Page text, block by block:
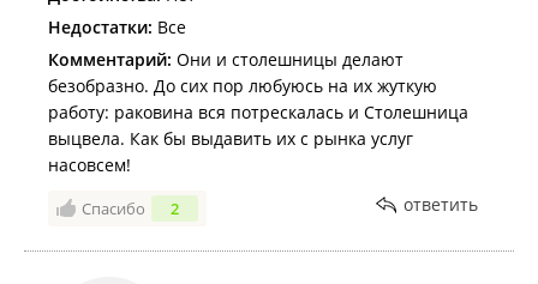
над их профессионализмом, денег конечно ещё
потрачу, но тут что дороже, нервы, время, психика
или просто деньги. Совсем забыл сказать, если все
же кто то *** и захочет с этими *** связаться,
помните, он может говорить что это мол не его
фирма была он ее выкупил не давно сейчас нанял
профессионалы)))Имя главного *** Женя. Весь
Недостатки: Все
Комментарий: Они и столешницы делают
безобразно. До сих пор любуюсь на их жуткую
работу: раковина вся потрескалась и Столешница
выцвела. Как бы выдавить их с рынка услуг
насовсем!
Спасибо 2 ответить